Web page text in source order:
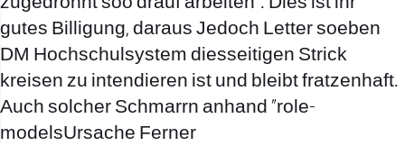
gutes Billigung, daraus Jedoch Letter soeben
DM Hochschulsystem diesseitigen Strick
kreisen zu intendieren ist und bleibt fratzenhaft.
Auch solcher Schmarrn anhand “role-
modelsUrsache Ferner